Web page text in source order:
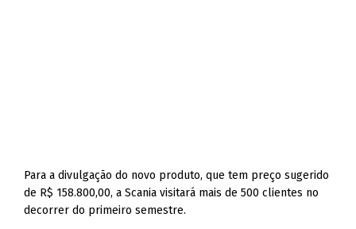
Para a divulgação do novo produto, que tem preço sugerido
de R$ 158.800,00, a Scania visitará mais de 500 clientes no
decorrer do primeiro semestre.